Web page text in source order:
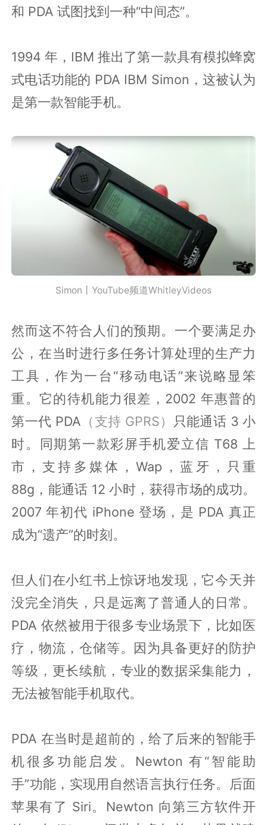
和 PDA 试图找到一种“中间态”。
1994 年，IBM 推出了第一款具有模拟蜂窝
式电话功能的 PDA IBM Simon，这被认为
是第一款智能手机。
Simon丨YouTube频道WhitleyVideos
然而这不符合人们的预期。一个要满足办
公，在当时进行多任务计算处理的生产力
工具，作为一台“移动电话”来说略显笨
重。它的待机能力很差，2002 年惠普的
第一代 PDA （支持 GPRS） 只能通话 3 小
时。同期第一款彩屏手机爱立信 T68 上
市，支持多媒体，Wap，蓝牙，只重
88g，能通话 12 小时，获得市场的成功。
2007 年初代 iPhone 登场，是 PDA 真正
成为“遗产”的时刻。
但人们在小红书上惊讶地发现，它今天并
没完全消失，只是远离了普通人的日常。
PDA 依然被用于很多专业场景下，比如医
疗，物流，仓储等。因为具备更好的防护
等级，更长续航，专业的数据采集能力，
无法被智能手机取代。
PDA 在当时是超前的，给了后来的智能手
机很多功能启发。Newton 有“智能助
手”功能，实现用自然语言执行任务。后面
苹果有了 Siri。Newton 向第三方软件开